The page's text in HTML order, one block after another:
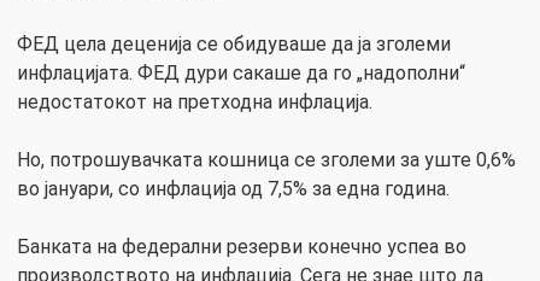
ФЕД цела деценија се обидуваше да ја зголеми
инфлацијата. ФЕД дури сакаше да го „надополни“
недостатокот на претходна инфлација.
Но, потрошувачката кошница се зголеми за уште 0,6%
во јануари, со инфлација од 7,5% за една година.
Банката на федерални резерви конечно успеа во
производството на инфлација. Сега не знае што да